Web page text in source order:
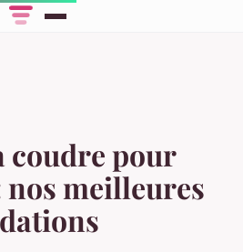
coudre pour
nos meilleures